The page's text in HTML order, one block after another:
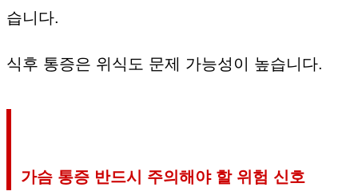
습니다.
식후 통증은 위식도 문제 가능성이 높습니다.
가슴 통증 반드시 주의해야 할 위험 신호